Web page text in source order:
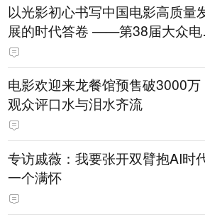
以光影初心书写中国电影高质量
展的时代答卷 ——第38届大众电
百花奖系列活动开幕晚会综述
电影欢迎来龙餐馆预售破3000万
观众评口水与泪水齐流
专访戚薇：我要张开双臂抱AI时
一个满怀